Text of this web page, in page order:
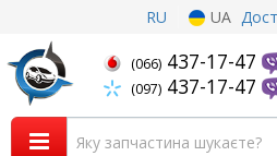
RU UA
(066) 437-17-47
(097) 437-17-47